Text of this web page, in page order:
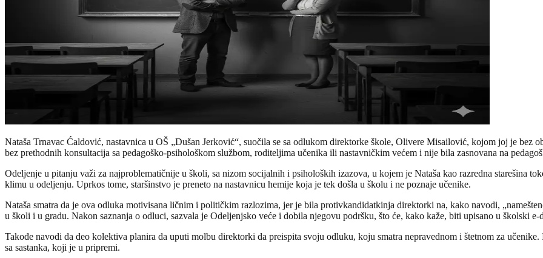
Nataša Trnavac Ćaldović, nastavnica u OŠ „Dušan Jerković“, suočila se sa odlukom direktor­ke škole, Olivere Misailović, kojom joj je bez
bez prethodnih konsultacija sa pedagoško-psihološkom službom, roditeljima učenika ili nastavničkim većem i nije bila zasnovana na
Odeljenje u pitanju važi za najproblematičnije u školi, sa nizom socijalnih i psiholoških izazova, u kojem je Nataša kao razredna starešina
klimu u odeljenju. Uprkos tome, staršinstvo je preneto na nastavnicu hemije koja je tek došla u školu i ne poznaje učenike.
Nataša smatra da je ova odluka motivisana ličnim i političkim razlozima, jer je bila protivkandidatkinja direktorki na, kako navodi,
u školi i u gradu. Nakon saznanja o odluci, sazvala je Odeljenjsko veće i dobila njegovu podršku, što će, kako kaže, biti upisano u školski e-
Takođe navodi da deo kolektiva planira da uputi molbu direktor­ki da preispita svoju odluku, koju smatra nepravednom i štetnom za
sa sastanka, koji je u pripremi.